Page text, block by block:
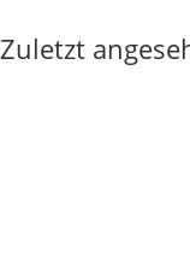
Zuletzt